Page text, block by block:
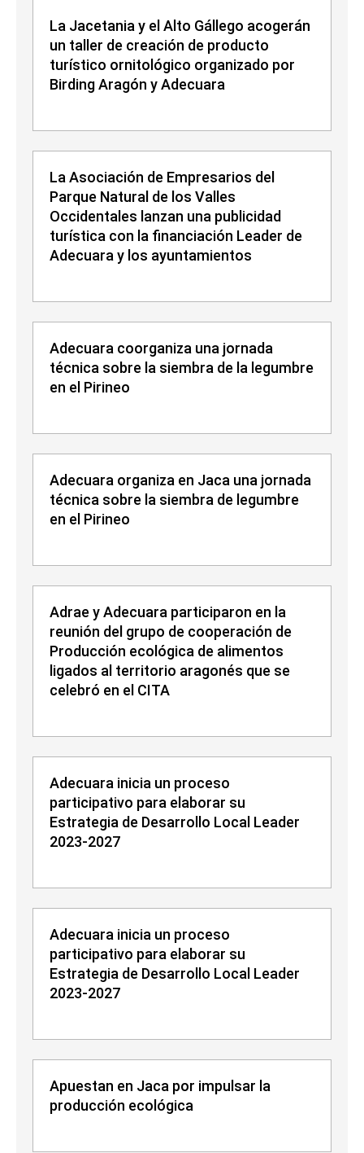
La Jacetania y el Alto Gállego acogerán
un taller de creación de producto
turístico ornitológico organizado por
Birding Aragón y Adecuara
La Asociación de Empresarios del
Parque Natural de los Valles
Occidentales lanzan una publicidad
turística con la financiación Leader de
Adecuara y los ayuntamientos
Adecuara coorganiza una jornada
técnica sobre la siembra de la legumbre
en el Pirineo
Adecuara organiza en Jaca una jornada
técnica sobre la siembra de legumbre
en el Pirineo
Adrae y Adecuara participaron en la
reunión del grupo de cooperación de
Producción ecológica de alimentos
ligados al territorio aragonés que se
celebró en el CITA
Adecuara inicia un proceso
participativo para elaborar su
Estrategia de Desarrollo Local Leader
2023-2027
Adecuara inicia un proceso
participativo para elaborar su
Estrategia de Desarrollo Local Leader
2023-2027
Apuestan en Jaca por impulsar la
producción ecológica